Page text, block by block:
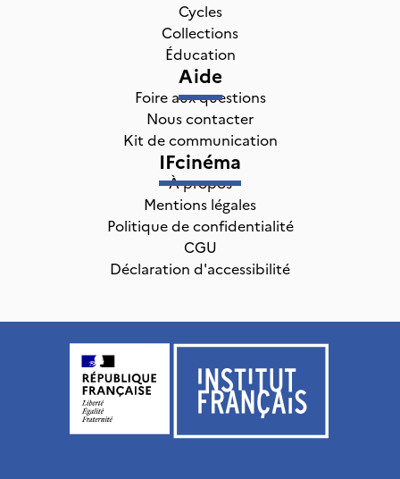
Cycles
Collections
Éducation
Aide
Foire aux questions
Nous contacter
Kit de communication
IFcinéma
À propos
Mentions légales
Politique de confidentialité
CGU
Déclaration d'accessibilité